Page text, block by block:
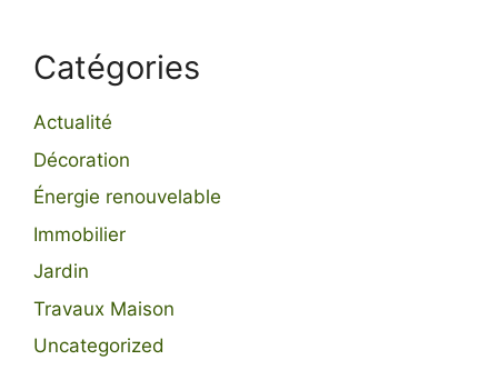
Catégories
Actualité
Décoration
Énergie renouvelable
Immobilier
Jardin
Travaux Maison
Uncategorized